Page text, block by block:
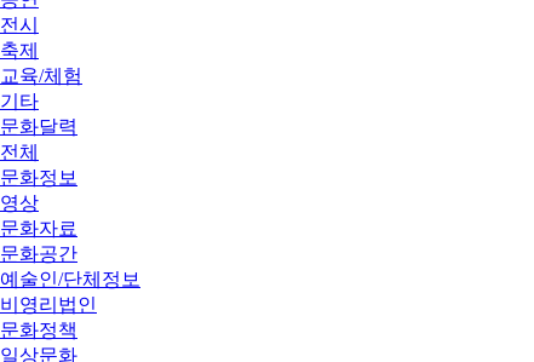
전시
축제
교육/체험
기타
문화달력
전체
문화정보
영상
문화자료
문화공간
예술인/단체정보
비영리법인
문화정책
일상문화